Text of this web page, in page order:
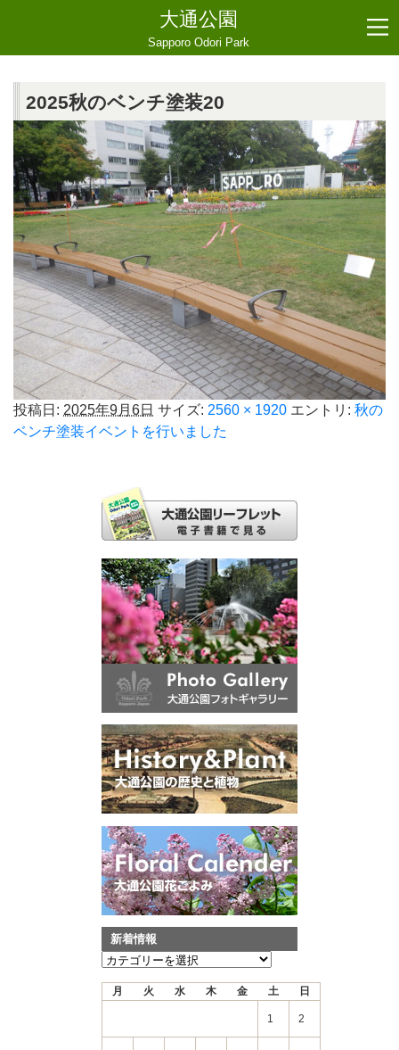
大通公園
Sapporo Odori Park
2025秋のベンチ塗装20
投稿日: 2025年9月6日 サイズ: 2560 × 1920 エントリ: 秋の
ベンチ塗装イベントを行いました
新着情報
新
月 火 水 木 金 土 日
1 2